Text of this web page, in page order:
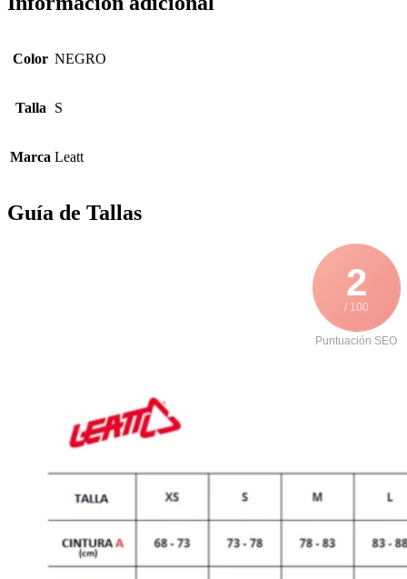
Color NEGRO
Talla S
Marca Leatt
Guía de Tallas
2
/ 100
Puntuación SEO